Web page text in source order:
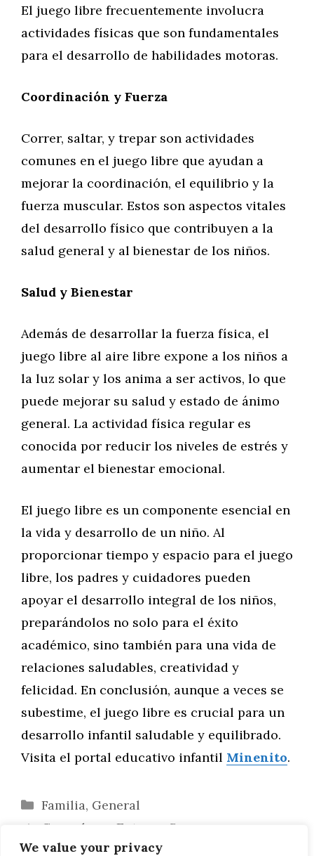
We value your privacy
El juego libre frecuentemente involucra
actividades físicas que son fundamentales
para el desarrollo de habilidades motoras.
Coordinación y Fuerza
Correr, saltar, y trepar son actividades
comunes en el juego libre que ayudan a
mejorar la coordinación, el equilibrio y la
fuerza muscular. Estos son aspectos vitales
del desarrollo físico que contribuyen a la
salud general y al bienestar de los niños.
Salud y Bienestar
Además de desarrollar la fuerza física, el
juego libre al aire libre expone a los niños a
la luz solar y los anima a ser activos, lo que
puede mejorar su salud y estado de ánimo
general. La actividad física regular es
conocida por reducir los niveles de estrés y
aumentar el bienestar emocional.
El juego libre es un componente esencial en
la vida y desarrollo de un niño. Al
proporcionar tiempo y espacio para el juego
libre, los padres y cuidadores pueden
apoyar el desarrollo integral de los niños,
preparándolos no solo para el éxito
académico, sino también para una vida de
relaciones saludables, creatividad y
felicidad. En conclusión, aunque a veces se
subestime, el juego libre es crucial para un
desarrollo infantil saludable y equilibrado.
Visita el portal educativo infantil Minenito.
Categorías
Familia, General
Creando un Entorno Seguro y
Estimulante para el Desarrollo Infantil